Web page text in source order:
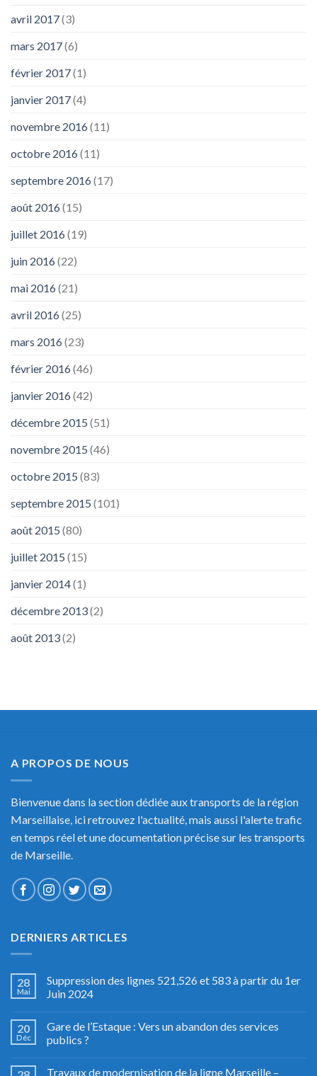
avril 2017(3)
mars 2017(6)
février 2017(1)
janvier 2017(4)
novembre 2016(11)
octobre 2016(11)
septembre 2016(17)
août 2016(15)
juillet 2016(19)
juin 2016(22)
mai 2016(21)
avril 2016(25)
mars 2016(23)
février 2016(46)
janvier 2016(42)
décembre 2015 (51)
novembre 2015 (46)
octobre 2015 (83)
septembre 2015 (101)
août 2015 (80)
juillet 2015 (15)
janvier 2014(1)
décembre 2013(2)
août 2013(2)
A PROPOS DE NOUS
Bienvenue dans la section dédiée aux transports de la région
Marseillaise, ici retrouvez l'actualité, mais aussi l'alerte trafic
en temps réel et une documentation précise sur les transports
de Marseille.
DERNIERS ARTICLES
28
Mai
Suppression des lignes 521,526 et 583 à partir du 1er
Juin 2024
20
Déc
Gare de l’Estaque : Vers un abandon des services
publics ?
Travaux de modernisation de la ligne Marseille –